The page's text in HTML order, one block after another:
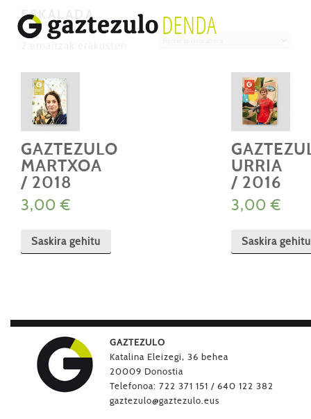
ESKALADA
GAZTEZULO
MARTXOA
/ 2018
3,00€
Saskira gehitu
URRIA
/ 2016
3,00€
Saskira gehitu
GAZTEZULO
Katalina Eleizegi, 36 behea
20009 Donostia
Telefonoa: 722 371 151 / 640 122 382
gaztezulo@gaztezulo.eus